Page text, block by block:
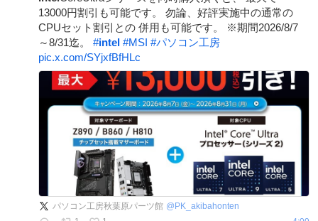
13000円割引も可能です。 勿論、好評実施中の通常の
CPUセット割引との 併用も可能です。 ※期間2026/8/7
～8/31迄。 #intel #MSI #パソコン工房
pic.x.com/SYjxfBfHLc
パソコン工房秋葉原パーツ館 @ PK_akibahonten